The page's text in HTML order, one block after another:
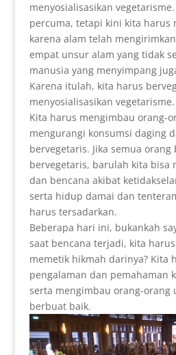
menyosialisasikan
percuma, tetapi kini kita harus
karena alam telah
empat unsur alam yang tidak
manusia yang menyimpang
Karena itulah, kita harus
menyosialisasikan vegetarisme.
Kita harus mengimbau orang-
mengurangi konsumsi daging
bervegetaris. Jika semua orang
bervegetaris, barulah kita bisa
dan bencana akibat
serta hidup damai dan
harus tersadarkan.
Beberapa hari ini, bukankah
saat bencana terjadi, kita
memetik hikmah darinya? Kita
pengalaman dan pemahaman
serta mengimbau orang-orang
berbuat baik.